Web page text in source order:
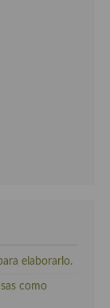
elaborarlo.
como